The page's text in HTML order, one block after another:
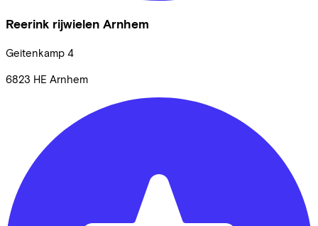
Reerink rijwielen Arnhem
Geitenkamp 4
6823 HE Arnhem